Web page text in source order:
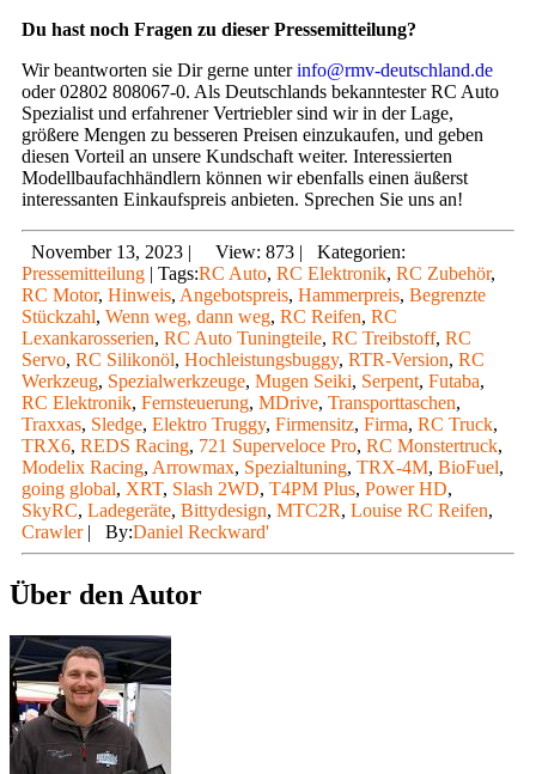
Du hast noch Fragen zu dieser Pressemitteilung?
Wir beantworten sie Dir gerne unterinfo@rmv-deutschland.de
oder 02802 808067-0. Als Deutschlands bekanntester RC Auto
Spezialist und erfahrener Vertriebler sind wir in der Lage,
größere Mengen zu besseren Preisen einzukaufen, und geben
diesen Vorteil an unsere Kundschaft weiter. Interessierten
Modellbaufachhändlern können wir ebenfalls einen äußerst
interessanten Einkaufspreis anbieten. Sprechen Sie uns an!
November 13, 2023 | View: 873 |
Kategorien:
Pressemitteilung | Tags:RC Auto, RC Elektronik, RC Zubehör,
RC Motor, Hinweis, Angebotspreis, Hammerpreis, Begrenzte
Stückzahl, Wenn weg, dann weg, RC Reifen, RC
Lexankarosserien, RC Auto Tuningteile, RC Treibstoff, RC
Servo, RC Silikonöl, Hochleistungsbuggy, RTR-Version, RC
Werkzeug, Spezialwerkzeuge, Mugen Seiki, Serpent, Futaba,
RC Elektronik, Fernsteuerung, MDrive, Transporttaschen,
Traxxas, Sledge, Elektro Truggy, Firmensitz, Firma, RC Truck,
TRX6, REDS Racing, 721 Superveloce Pro, RC Monstertruck,
Modelix Racing, Arrowmax, Spezialtuning, TRX-4M, BioFuel,
going global, XRT, Slash 2WD, T4PM Plus, Power HD,
SkyRC, Ladegeräte, Bittydesign, MTC2R, Louise RC Reifen,
Crawler| By:Daniel Reckward'
Über den Autor